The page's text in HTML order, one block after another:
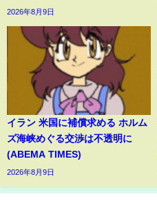
2026年8月9日
イラン 米国に補償求める ホルム
ズ海峡めぐる交渉は不透明に
(ABEMA TIMES)
2026年8月9日